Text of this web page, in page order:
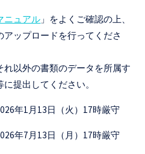
ュアル 」をよくご確認の上、
ップロードを行ってくださ
以外の書類のデータを所属す
提出してください。
年1月13日（火）17時厳守
13日（月）17時厳守